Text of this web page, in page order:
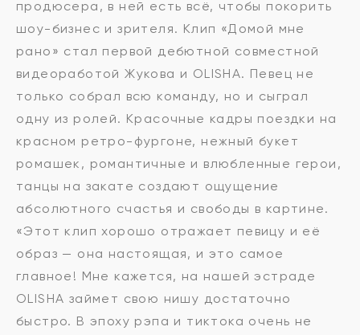
продюсера, в ней есть всё, чтобы покорить
шоу-бизнес и зрителя. Клип «Домой мне
рано» стал первой дебютной совместной
видеоработой Жукова и OLISHA. Певец не
только собрал всю команду, но и сыграл
одну из ролей. Красочные кадры поездки на
красном ретро-фургоне, нежный букет
ромашек, романтичные и влюбленные герои,
танцы на закате создают ощущение
абсолютного счастья и свободы в картине.
«Этот клип хорошо отражает певицу и её
образ — она настоящая, и это самое
главное! Мне кажется, на нашей эстраде
OLISHA займет свою нишу достаточно
быстро. В эпоху рэпа и тиктока очень не